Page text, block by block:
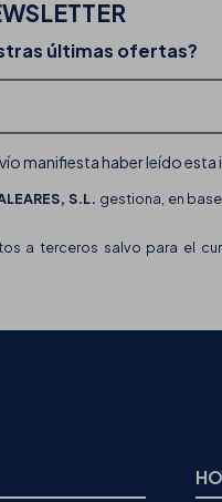
su oferta
THB hotels
de
últimas ofertas?
manifiesta haber leído
S.L. gestiona, en
a terceros salvo para el